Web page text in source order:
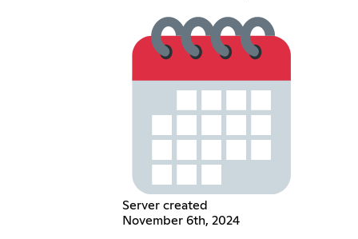
Server created
November 6th, 2024